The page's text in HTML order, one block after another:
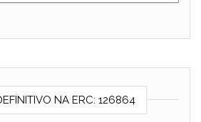
NA ERC: 126864